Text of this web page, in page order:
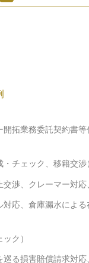
拓業務委託契約書
チェック、移籍交渉
渉、クレーマー対応
応、倉庫漏水によ
ク）
る損害賠償請求対